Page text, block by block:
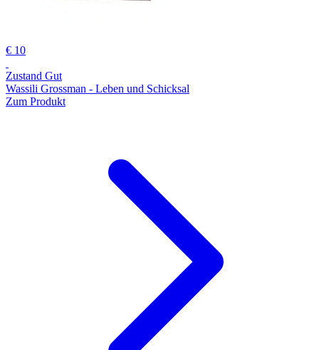
€ 10
Zustand Gut
Wassili Grossman - Leben und Schicksal
Zum Produkt